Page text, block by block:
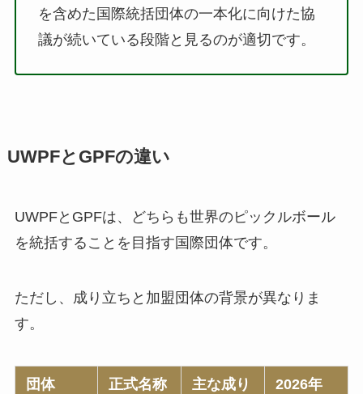
を含めた国際統括団体の一本化に向けた協
議が続いている段階と見るのが適切です。
UWPFとGPFの違い
UWPFとGPFは、どちらも世界のピックルボール
を統括することを目指す国際団体です。
ただし、成り立ちと加盟団体の背景が異なりま
す。
団体 正式名称
主な成り
2026年